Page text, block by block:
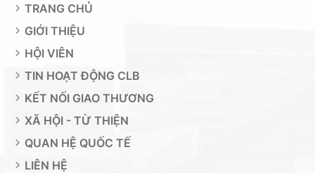
TRANG CHỦ
GIỚI THIỆU
HỘI VIÊN
TIN HOẠT ĐỘNG CLB
KẾT NỐI GIAO THƯƠNG
XÃ HỘI - TỪ THIỆN
QUAN HỆ QUỐC TẾ
LIÊN HỆ